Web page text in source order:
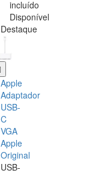
incluído
Disponível
Destaque
Apple
Adaptador
USB-
C
VGA
Apple
Original
USB-